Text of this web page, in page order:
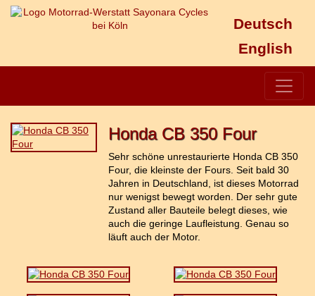
Deutsch
English
Honda CB 350 Four
Sehr schöne unrestaurierte Honda CB 350
Four, die kleinste der Fours. Seit bald 30
Jahren in Deutschland, ist dieses Motorrad
nur wenigst bewegt worden. Der sehr gute
Zustand aller Bauteile belegt dieses, wie
auch die geringe Laufleistung. Genau so
läuft auch der Motor.